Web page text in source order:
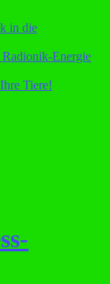
in die
Energie
Tiere!